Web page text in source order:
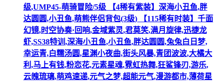
级,UMP45-萌骑冒险/5级 【4稀有紫装】深海小丑鱼,胖
达圆圆,小丑鱼,萌熊伴侣背包(3级) 【115稀有时装】千面
幻镜,时空协奏·回响,金域紫灵,君莫笑,满月旋律,迅捷龙
虾,SS38特训,深海小丑鱼,小丑鱼,胖达圆圆,兔兔白日梦,
幸运青,白糯汤圆,星渊小夜曲,街头风暴,青团波波,大橘大
利,马上有钱,粉恋花,元素星魂,霓虹热舞,狂鲨锋刃,游乐,
云魄琉璃,萌鸡速递,元气之梦,超能元气,漫游都市,薄荷星